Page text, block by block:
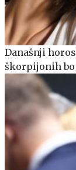
Današnji
škorpijonih bo